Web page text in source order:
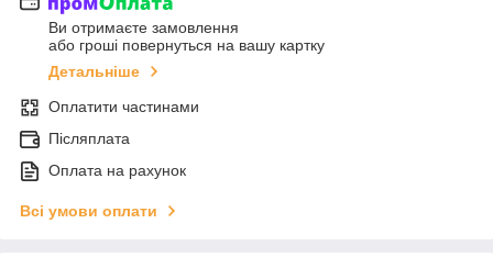
Ви отримаєте замовлення
або гроші повернуться на вашу картку
Детальніше
Оплатити частинами
Післяплата
Оплата на рахунок
Всі умови оплати